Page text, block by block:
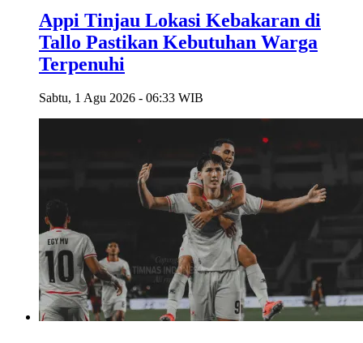
Appi Tinjau Lokasi Kebakaran di
Tallo Pastikan Kebutuhan Warga
Terpenuhi
Sabtu, 1 Agu 2026 - 06:33 WIB